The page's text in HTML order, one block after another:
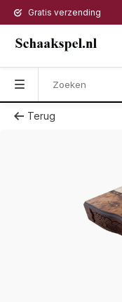
Gratis verzending
Terug